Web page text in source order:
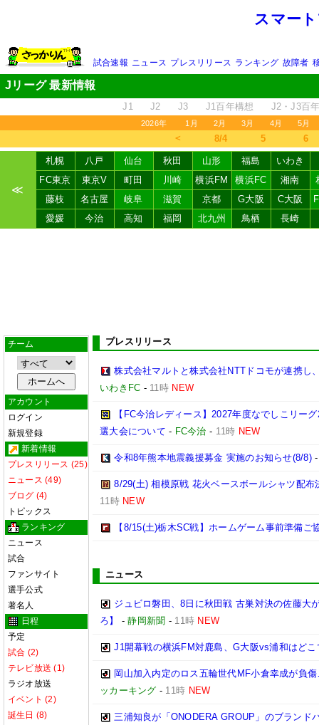
スマー
試合速報 ニュース プレスリリース ランキング 故障者
Jリーグ 最新情報
J1 J2 J3 J1百年構想 J2・J3百
2026年 1月 2月 3月 4月 5月
＜ 8/4 5 6
≪
札幌 八戸 仙台 秋田 山形 福島
いわき
FC東京
東京V 町田 川崎 横浜FM 横浜FC 湘南
藤枝
名古屋 岐阜 滋賀 京都 G大阪 C大阪
愛媛
今治 高知 福岡 北九州 鳥栖 長崎
チーム
アカウント
ログイン
新規登録
新着情報
プレスリリース (25)
ニュース (49)
ブログ (4)
トピックス
ランキング
ニュース
試合
ファンサイト
選手公式
著名人
日程
予定
試合 (2)
テレビ放送 (1)
ラジオ放送
イベント (2)
誕生日 (8)
プレスリリース
株式会社マルトと株式会社NTTドコモが連携し
いわきFC - 11時 NEW
【FC今治レディース】2027年度なでしこリー
選大会について - FC今治 - 11時 NEW
令和8年熊本地震義援募金 実施のお知らせ(8/8)
8/29(土) 相模原戦 花火ベースボールシャツ配
11時 NEW
【8/15(土)栃木SC戦】ホームゲーム事前準備ご
ニュース
ジュビロ磐田、8日に秋田戦 古巣対決の佐藤大
ろ】
-静岡新聞 - 11時 NEW
J1開幕戦の横浜FM対鹿島、G大阪vs浦和はど
岡山加入内定のロス五輪世代MF小倉幸成が負
ッカーキング - 11時 NEW
三浦知良が「ONODERA GROUP」のブランド